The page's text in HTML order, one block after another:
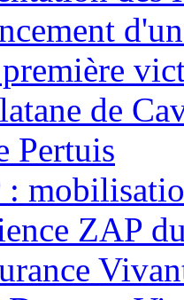
de
Pertuis
:
ZAP